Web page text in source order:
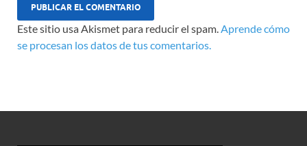
Este sitio usa Akismet para reducir el spam.Aprende cómo
se procesan los datos de tus comentarios.